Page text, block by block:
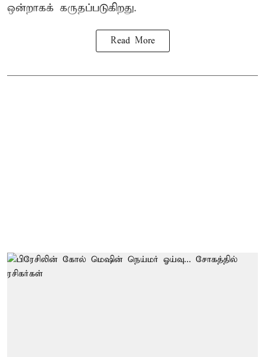
ஒன்றாகக் கருதப்படுகிறது.
Read More